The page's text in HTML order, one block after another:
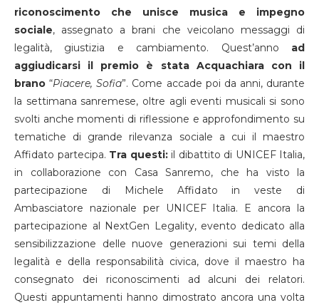
riconoscimento che unisce musica e impegno
sociale, assegnato a brani che veicolano messaggi di
legalità, giustizia e cambiamento. Quest’anno ad
aggiudicarsi il premio è stata Acquachiara con il
brano “Piacere, Sofia”. Come accade poi da anni, durante
la settimana sanremese, oltre agli eventi musicali si sono
svolti anche momenti di riflessione e approfondimento su
tematiche di grande rilevanza sociale a cui il maestro
Affidato partecipa. Tra questi:il dibattito di UNICEF Italia,
in collaborazione con Casa Sanremo, che ha visto la
partecipazione di Michele Affidato in veste di
Ambasciatore nazionale per UNICEF Italia. E ancora la
partecipazione al NextGen Legality, evento dedicato alla
sensibilizzazione delle nuove generazioni sui temi della
legalità e della responsabilità civica, dove il maestro ha
consegnato dei riconoscimenti ad alcuni dei relatori.
Questi appuntamenti hanno dimostrato ancora una volta